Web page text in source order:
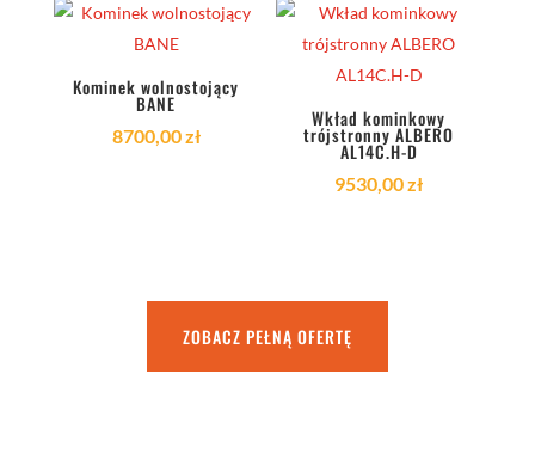
Kominek wolnostojący
BANE
8700,00zł
Wkład kominkowy
trójstronny ALBERO
AL14C.H-D
9530,00zł
ZOBACZ PEŁNĄ OFERTĘ